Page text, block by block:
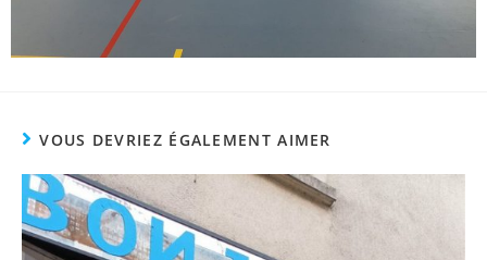
VOUS DEVRIEZ ÉGALEMENT AIMER